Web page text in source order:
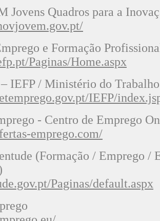
Jovens Quadros para a
e Formação
Paginas/Home.aspx
IEFP / Ministério do
IEFP/
- Centro de Emprego
emprego.com/
(Formação / Emprego /
Paginas/default.aspx